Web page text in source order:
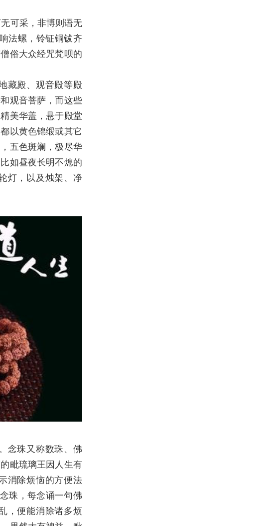
可采，非博则语无
法螺，铃钲铜钹齐
俗大众经咒梵呗的
藏殿、观音殿等殿
观音菩萨，而这些
美华盖，悬于殿堂
以黄色锦缎或其它
五色斑斓，极尽华
如昼夜长明不熄的
灯，以及烛架、净
念珠又称数珠、佛
毗琉璃王因人生有
消除烦恼的方便法
珠，每念诵一句佛
，便能消除诸多烦